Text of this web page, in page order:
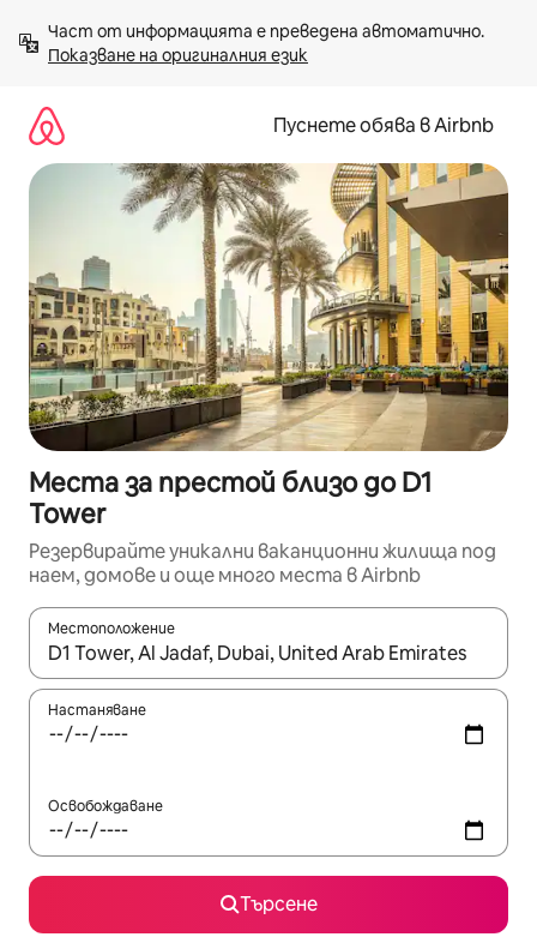
към
съдържанието
Показване на оригиналния език
Пуснете обява в Airbnb
Места за престой близо до D1
Tower
Резервирайте уникални ваканционни жилища под
наем, домове и още много места в Airbnb
Местоположение
Когато резултатите се покажат, използвайте
Настаняване
Освобождаване
Търсене